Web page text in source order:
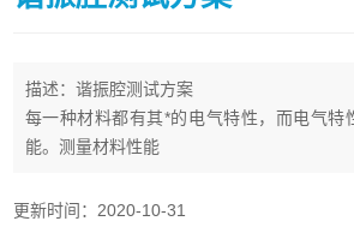
描述：谐振腔测试方案
每一种材料都有其*的电气特性，而电气特
能。测量材料性能
进而控制产品的质量。介电材料
更新时间：2020-10-31